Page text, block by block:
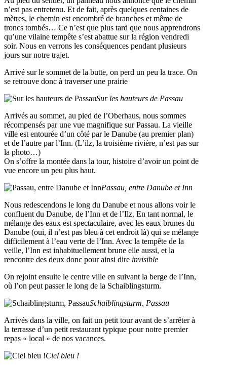
n’est pas entretenu. Et de fait, après quelques centaines de
mètres, le chemin est encombré de branches et même de
troncs tombés… Ce n’est que plus tard que nous apprendrons
qu’une vilaine tempête s’est abattue sur la région vendredi
soir. Nous en verrons les conséquences pendant plusieurs
jours sur notre trajet.
Arrivé sur le sommet de la butte, on perd un peu la trace. On
se retrouve donc à traverser une prairie
Sur les hauteurs de Passau
Arrivés au sommet, au pied de l’Oberhaus, nous sommes
récompensés par une vue magnifique sur Passau. La vieille
ville est entourée d’un côté par le Danube (au premier plan)
et de l’autre par l’Inn. (L’ilz, la troisième rivière, n’est pas sur
la photo…)
On s’offre la montée dans la tour, histoire d’avoir un point de
vue encore un peu plus haut.
Passau, entre Danube et Inn
Nous redescendons le long du Danube et nous allons voir le
confluent du Danube, de l’Inn et de l’Ilz. En tant normal, le
mélange des eaux est spectaculaire, avec les eaux brunes du
Danube (oui, il n’est pas bleu à cet endroit là) qui se mélange
difficilement à l’eau verte de l’Inn. Avec la tempête de la
veille, l’Inn est inhabituellement brune elle aussi, et la
rencontre des deux donc pour ainsi dire invisible
On rejoint ensuite le centre ville en suivant la berge de l’Inn,
où l’on peut passer le long de la Schaiblingsturm.
Schaiblingsturm, Passau
Arrivés dans la ville, on fait un petit tour avant de s’arrêter à
la terrasse d’un petit restaurant typique pour notre premier
repas « local » de nos vacances.
Ciel bleu !